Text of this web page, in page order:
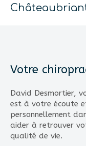
Votre
David Desmortier,
est à votre écoute
personnellement
aider à retrouver
qualité de vie.